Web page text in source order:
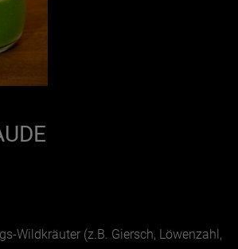
Wildkräuter (z.B. Giersch, Löwenzahl,